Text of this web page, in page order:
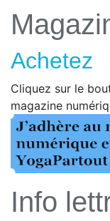
Achetez
Cliquez sur le
magazine
Info